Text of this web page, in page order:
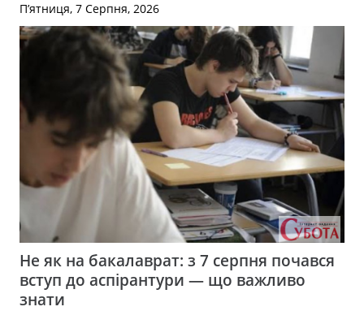
П’ятниця, 7 Серпня, 2026
Не як на бакалаврат: з 7 серпня почався
вступ до аспірантури — що важливо
знати